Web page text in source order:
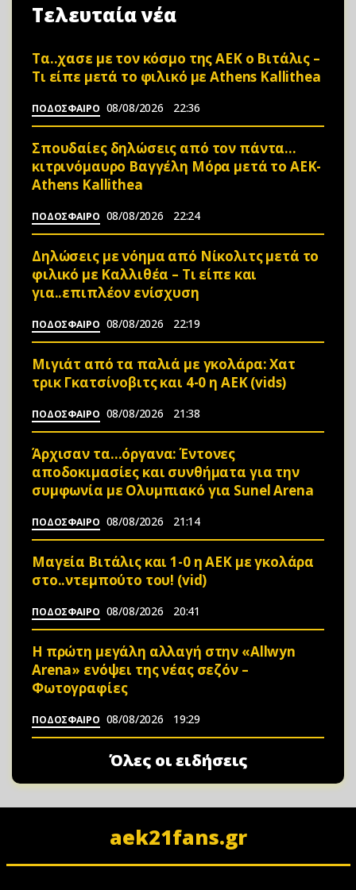
Τελευταία νέα
Τα..χασε με τον κόσμο της ΑΕΚ ο Βιτάλις –
Τι είπε μετά το φιλικό με Athens Kallithea
ΠΟΔΟΣΦΑΙΡΟ 08/08/2026 22:36
Σπουδαίες δηλώσεις από τον πάντα…
κιτρινόμαυρο Βαγγέλη Μόρα μετά το ΑΕΚ-
Athens Kallithea
ΠΟΔΟΣΦΑΙΡΟ 08/08/2026 22:24
Δηλώσεις με νόημα από Νίκολιτς μετά το
φιλικό με Καλλιθέα – Τι είπε και
για..επιπλέον ενίσχυση
ΠΟΔΟΣΦΑΙΡΟ 08/08/2026 22:19
Μιγιάτ από τα παλιά με γκολάρα: Χατ
τρικ Γκατσίνοβιτς και 4-0 η ΑΕΚ (vids)
ΠΟΔΟΣΦΑΙΡΟ 08/08/2026 21:38
Άρχισαν τα…όργανα: Έντονες
αποδοκιμασίες και συνθήματα για την
συμφωνία με Ολυμπιακό για Sunel Arena
ΠΟΔΟΣΦΑΙΡΟ 08/08/2026 21:14
Μαγεία Βιτάλις και 1-0 η ΑΕΚ με γκολάρα
στο..ντεμπούτο του! (vid)
ΠΟΔΟΣΦΑΙΡΟ 08/08/2026 20:41
Η πρώτη μεγάλη αλλαγή στην «Αllwyn
Arena» ενόψει της νέας σεζόν –
Φωτoγραφίες
ΠΟΔΟΣΦΑΙΡΟ 08/08/2026 19:29
Όλες οι ειδήσεις
aek21fans.gr